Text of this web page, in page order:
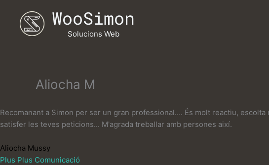
contingut
WooSimon
Solucions Web
Aliocha M
Recomanant a Simon per ser un gran professional…. És molt reactiu,
satisfer les teves peticions... M'agrada treballar amb persones així.
Aliocha Mussy
Plus Plus Comunicació